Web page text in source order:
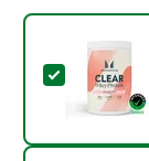
Odaberi